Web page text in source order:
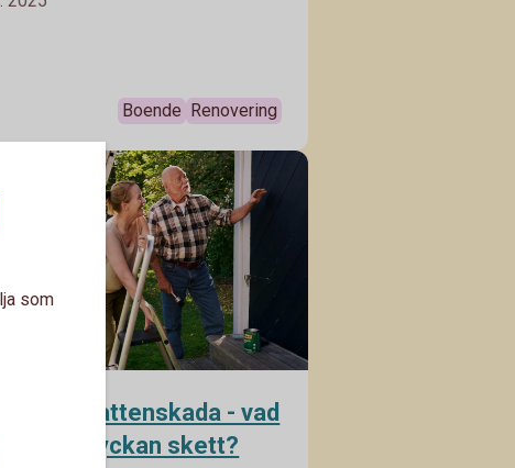
för att hitta små energitjuvar. Bra
Boende Renovering
vattenskada - vad
du om olyckan skett?
som